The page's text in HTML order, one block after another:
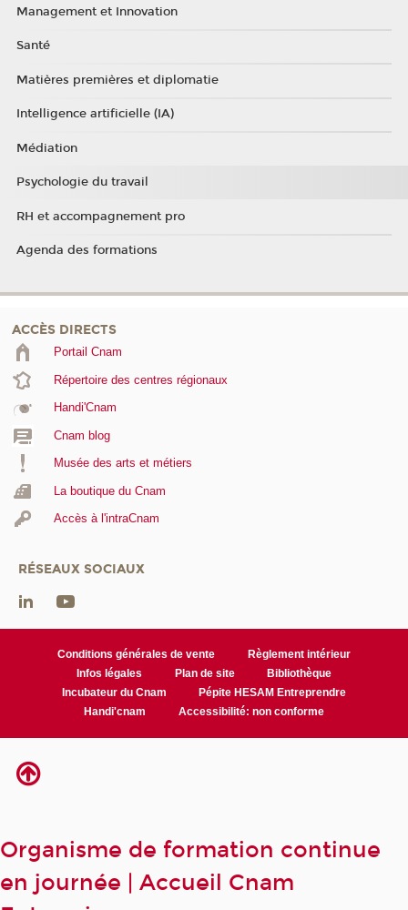
Management et Innovation
Santé
Matières premières et diplomatie
Intelligence artificielle (IA)
Médiation
Psychologie du travail
RH et accompagnement pro
Agenda des formations
ACCÈS DIRECTS
Portail Cnam
Répertoire des centres régionaux
Handi'Cnam
Cnam blog
Musée des arts et métiers
La boutique du Cnam
Accès à l'intraCnam
RÉSEAUX SOCIAUX
Conditions générales de vente
Règlement intérieur
Infos légales
Plan de site
Bibliothèque
Incubateur du Cnam
Pépite HESAM Entreprendre
Handi'cnam
Accessibilité: non conforme
Organisme de formation continue
en journée | Accueil Cnam